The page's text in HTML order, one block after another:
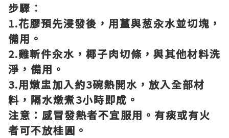
步驟︰
1.花膠預先浸發後，用薑與葱汆水並切塊，
備用。
2.雞斬件汆水，椰子肉切條，與其他材料洗
淨，備用。
3.用燉盅加入約3碗熱開水，放入全部材
料，隔水燉煮3小時即成。
注意：感冒發熱者不宜服用。有痰或有火
者可不放桂圓。